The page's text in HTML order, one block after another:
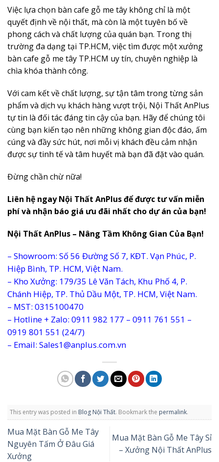
Việc lựa chọn bàn cafe gỗ me tây không chỉ là một
quyết định về nội thất, mà còn là một tuyên bố về
phong cách và chất lượng của quán bạn. Trong thị
trường đa dạng tại TP.HCM, việc tìm được một xưởng
bàn cafe gỗ me tây TP.HCM uy tín, chuyên nghiệp là
chìa khóa thành công.
Với cam kết về chất lượng, sự tận tâm trong từng sản
phẩm và dịch vụ khách hàng vượt trội, Nội Thất AnPlus
tự tin là đối tác đáng tin cậy của bạn. Hãy để chúng tôi
cùng bạn kiến tạo nên những không gian độc đáo, ấm
cúng và đầy sức hút, nơi mỗi vị khách đều cảm nhận
được sự tinh tế và tâm huyết mà bạn đã đặt vào quán.
Đừng chần chừ nữa!
Liên hệ ngay Nội Thất AnPlus để được tư vấn miễn
phí và nhận báo giá ưu đãi nhất cho dự án của bạn!
Nội Thất AnPlus – Nâng Tầm Không Gian Của Bạn!
– Showroom: Số 56 Đường Số 7, KĐT. Vạn Phúc, P.
Hiệp Bình, TP. HCM, Việt Nam.
– Kho Xưởng: 179/35 Lê Văn Tách, Khu Phố 4, P.
Chánh Hiệp, TP. Thủ Dầu Một, TP. HCM, Việt Nam.
– MST: 0315100470
– Hotline + Zalo: 0911 982 177 – 0911 761 551 –
0919 801 551 (24/7)
– Email: Sales1@anplus.com.vn
This entry was posted in Blog Nội Thất. Bookmark the permalink.
Mua Mặt Bàn Gỗ Me Tây
Nguyên Tấm Ở Đâu Giá
Xưởng
Mua Mặt Bàn Gỗ Me Tây Sỉ
– Xưởng Nội Thất AnPlus